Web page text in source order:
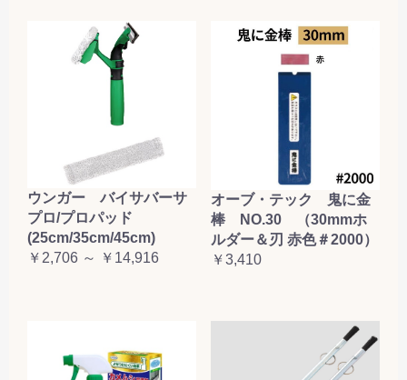
ウンガー バイサバーサ
プロ/プロパッド
(25cm/35cm/45cm)
￥2,706 ～ ￥14,916
オーブ・テック 鬼に金
棒 NO.30 （30mmホ
ルダー＆刃 赤色＃2000）
￥3,410